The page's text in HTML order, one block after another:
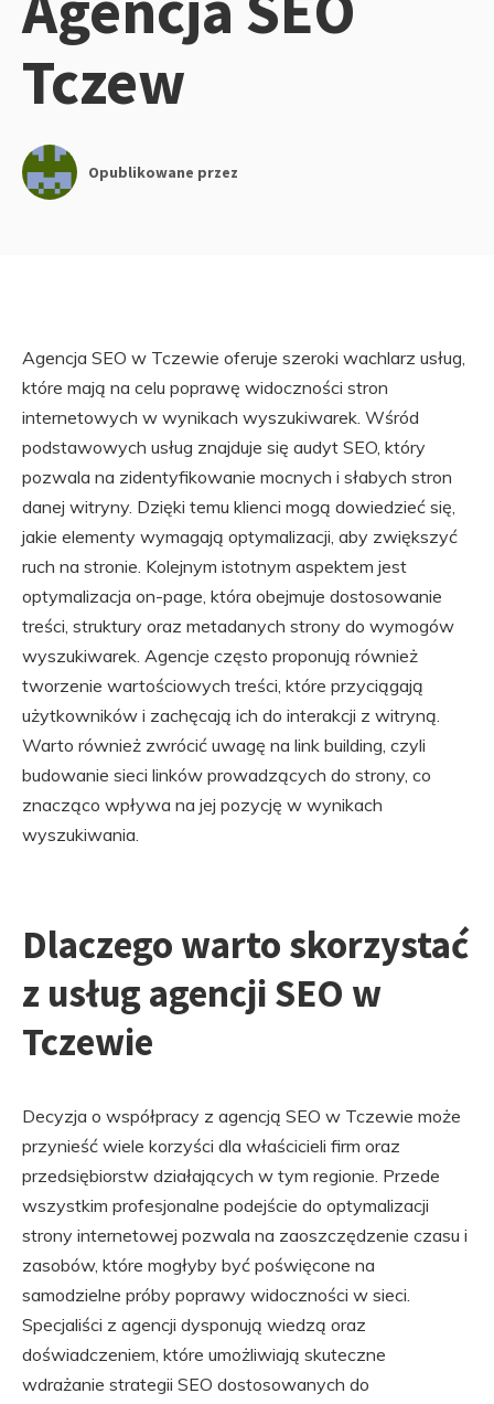
Tczew
Opublikowane przez
Agencja SEO w Tczewie oferuje szeroki wachlarz usług,
które mają na celu poprawę widoczności stron
internetowych w wynikach wyszukiwarek. Wśród
podstawowych usług znajduje się audyt SEO, który
pozwala na zidentyfikowanie mocnych i słabych stron
danej witryny. Dzięki temu klienci mogą dowiedzieć się,
jakie elementy wymagają optymalizacji, aby zwiększyć
ruch na stronie. Kolejnym istotnym aspektem jest
optymalizacja on-page, która obejmuje dostosowanie
treści, struktury oraz metadanych strony do wymogów
wyszukiwarek. Agencje często proponują również
tworzenie wartościowych treści, które przyciągają
użytkowników i zachęcają ich do interakcji z witryną.
Warto również zwrócić uwagę na link building, czyli
budowanie sieci linków prowadzących do strony, co
znacząco wpływa na jej pozycję w wynikach
wyszukiwania.
Dlaczego warto skorzystać
z usług agencji SEO w
Tczewie
Decyzja o współpracy z agencją SEO w Tczewie może
przynieść wiele korzyści dla właścicieli firm oraz
przedsiębiorstw działających w tym regionie. Przede
wszystkim profesjonalne podejście do optymalizacji
strony internetowej pozwala na zaoszczędzenie czasu i
zasobów, które mogłyby być poświęcone na
samodzielne próby poprawy widoczności w sieci.
Specjaliści z agencji dysponują wiedzą oraz
doświadczeniem, które umożliwiają skuteczne
wdrażanie strategii SEO dostosowanych do